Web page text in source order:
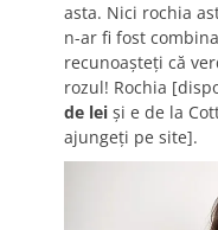
asta. Nici rochia
n-ar fi fost
recunoaşteţi că
rozul! Rochia
de lei şi e de la
ajungeţi pe site].